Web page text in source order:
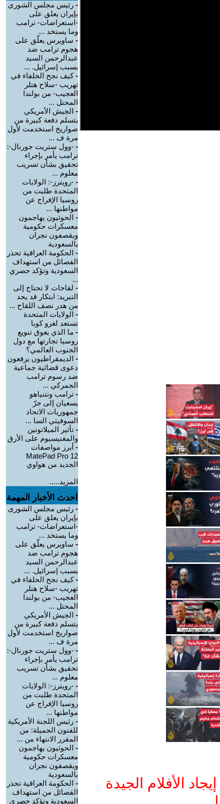
الأفلام الجيدة
- رئيس مجلس الشورى
بإيران يعلق على
-استعراضات- ترامب
وما يستخد ...
- ساويرس يعلّق على
هجوم ترامب ضد
عبدالرحمن السيد
بسبب إسرائيل. ...
-كيف نجح الحلفاء في
تهريب -سلاح هتلر
العجيب- من بولندا
المحتل ...
- الجيش الأمريكي
يتسلم دفعة كبيرة من
صواريخ استخدمت لأول
مرة ف ...
- -وول ستريت جورنال-:
ترامب يأمر بإجراء
تحقيق بشأن تسريب
معلوم ...
- -رويترز-: الولايات
المتحدة طلبت من
روسيا الإفراج عن
مواطنها ...
- الحوثيون يهاجمون
معسكرات حكومية
ويقصفون نجران
بالسعودية
- الحكومة العراقية تحذر
الفصائل من استهداف
السعودية وتؤكد حصري
...
- لقاحات لا تحتاج إلى
التبريد: ابتكار قد يحد
من هدر نصف اللقاح ...
- الولايات المتحدة
تستعد لغزو كوبا
- ما الذي يعوق تنويع
روسيا تجارتها مع دول
الجنوب العالمي؟
- الديمقراطيون يرفعون
دعوى قضائية جماعية
ضد رسوم ترامب
الجمركي ...
- ترامب ونتنياهو
يسعيان إلى جرّ
جمهوريات الاتحاد
السوفيتي السا ...
- تأثير الميلاتونين
والمغنيسيوم على الأرق
- أبرز مواصفات
MatePad Pro 12
الجديد من هواوي
المزيد.....
احدث الأخبار المهمة
- رئيس مجلس الشورى
بإيران يعلق على
-استعراضات- ترامب
وما يستخد ...
- ساويرس يعلّق على
هجوم ترامب ضد
عبدالرحمن السيد
بسبب إسرائيل. ...
-كيف نجح الحلفاء في
تهريب -سلاح هتلر
العجيب- من بولندا
المحتل ...
- الجيش الأمريكي
يتسلم دفعة كبيرة من
صواريخ استخدمت لأول
مرة ف ...
- -وول ستريت جورنال-:
ترامب يأمر بإجراء
تحقيق بشأن تسريب
معلوم ...
- -رويترز-: الولايات
المتحدة طلبت من
روسيا الإفراج عن
مواطنها ...
- رئيس اللجنة الأمريكية
للفنون الجميلة: من
المقرر الانتهاء من ...
- الحوثيون يهاجمون
معسكرات حكومية
ويقصفون نجران
بالسعودية
- الحكومة العراقية تحذر
الفصائل من استهداف
السعودية وتؤكد حصري